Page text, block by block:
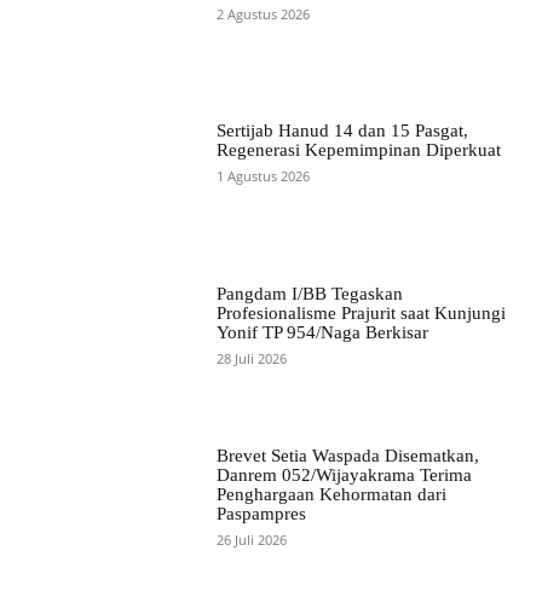
2 Agustus 2026
Sertijab Hanud 14 dan 15 Pasgat,
Regenerasi Kepemimpinan Diperkuat
1 Agustus 2026
Pangdam I/BB Tegaskan
Profesionalisme Prajurit saat Kunjungi
Yonif TP 954/Naga Berkisar
28 Juli 2026
Brevet Setia Waspada Disematkan,
Danrem 052/Wijayakrama Terima
Penghargaan Kehormatan dari
Paspampres
26 Juli 2026